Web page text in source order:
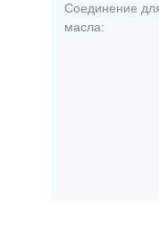
Соединение
масла: